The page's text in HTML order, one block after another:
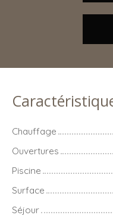
Chauffage
Ouvertures
Piscine
Surface
Séjour